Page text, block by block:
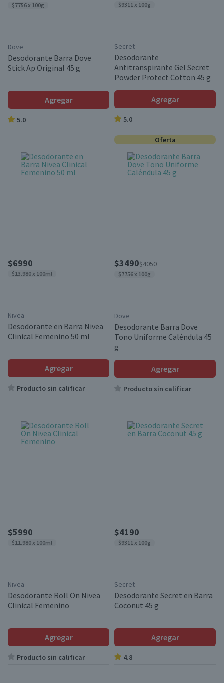
$7756 x 100g
Dove
Desodorante Barra Dove
Stick Ap Original 45 g
Agregar
5.0
$9311 x 100g
Secret
Desodorante
Antitranspirante Gel Secret
Powder Protect Cotton 45 g
Agregar
5.0
$6990
$13.980 x 100ml
Nivea
Desodorante en Barra Nivea
Clinical Femenino 50 ml
Agregar
Producto sin calificar
Oferta
$3490$4050
$7756 x 100g
Dove
Desodorante Barra Dove
Tono Uniforme Caléndula 45
g
Agregar
Producto sin calificar
$5990
$11.980 x 100ml
Nivea
Desodorante Roll On Nivea
Clinical Femenino
Agregar
Producto sin calificar
$4190
$9311 x 100g
Secret
Desodorante Secret en Barra
Coconut 45 g
Agregar
4.8